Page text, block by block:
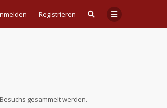
Registrieren
gesammelt werden.